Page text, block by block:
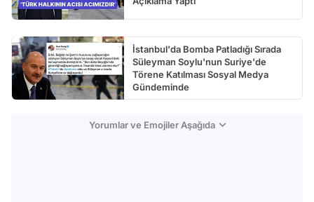
İstanbul'da Bomba Patladığı Sırada
Süleyman Soylu'nun Suriye'de
Törene Katılması Sosyal Medya
Gündeminde
Yorumlar ve Emojiler Aşağıda